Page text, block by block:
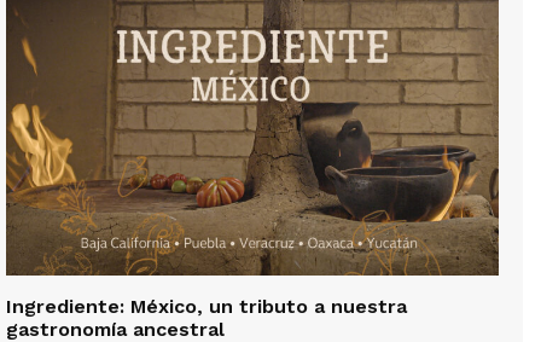
Ingrediente: México, un tributo a nuestra
gastronomía ancestral